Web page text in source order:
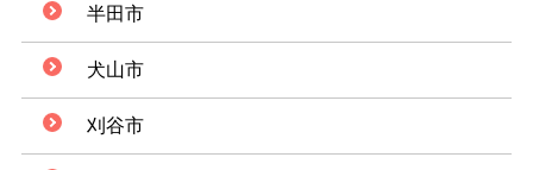
半田市
犬山市
刈谷市